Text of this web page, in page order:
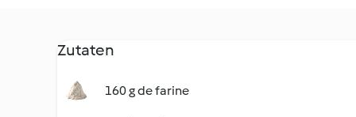
Zutaten
160 g de farine